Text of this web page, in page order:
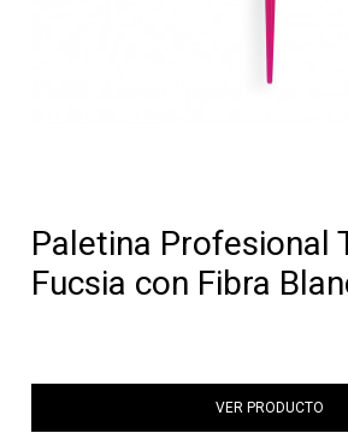
Paletina Profesional
Fucsia con Fibra
VER PRODUCTO